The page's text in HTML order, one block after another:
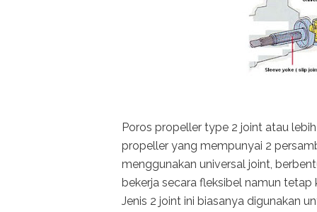
Poros propeller type 2 joint atau
propeller yang mempunyai 2
menggunakan universal joint,
bekerja secara fleksibel namun
Jenis 2 joint ini biasanya digunakan